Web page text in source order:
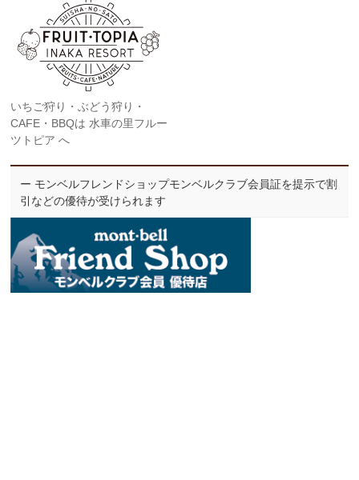
いちご狩り・ぶどう狩り・
CAFE・BBQは 水車の里フルー
ツトピア へ
ー モンベルフレンドショップモンベルクラブ会員証を提示で割
引などの優待が受けられます